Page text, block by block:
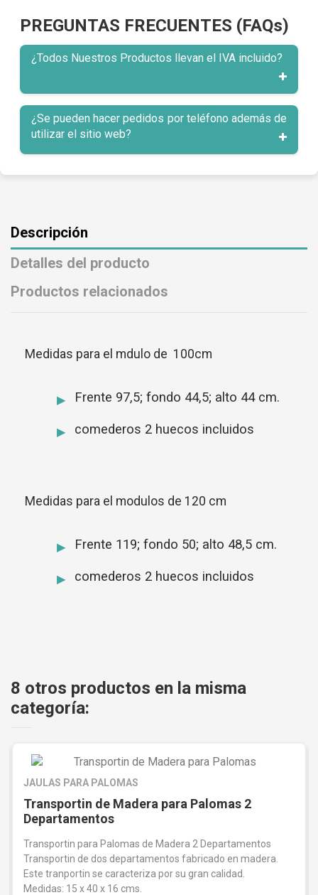
PREGUNTAS FRECUENTES (FAQs)
¿Todos Nuestros Productos llevan el IVA incluido?
¿Se pueden hacer pedidos por teléfono además de
utilizar el sitio web?
Descripción
Detalles del producto
Productos relacionados
Medidas para el mdulo de 100cm
Frente 97,5; fondo 44,5; alto 44 cm.
comederos 2 huecos incluidos
Medidas para el modulos de 120 cm
Frente 119; fondo 50; alto 48,5 cm.
comederos 2 huecos incluidos
8 otros productos en la misma
categoría:
JAULAS PARA PALOMAS
Transportin de Madera para Palomas 2
Departamentos
Transportin para Palomas de Madera 2 Departamentos
Transportin de dos departamentos fabricado en madera.
Este tranportin se caracteriza por su gran calidad.
Medidas: 15 x 40 x 16 cms.